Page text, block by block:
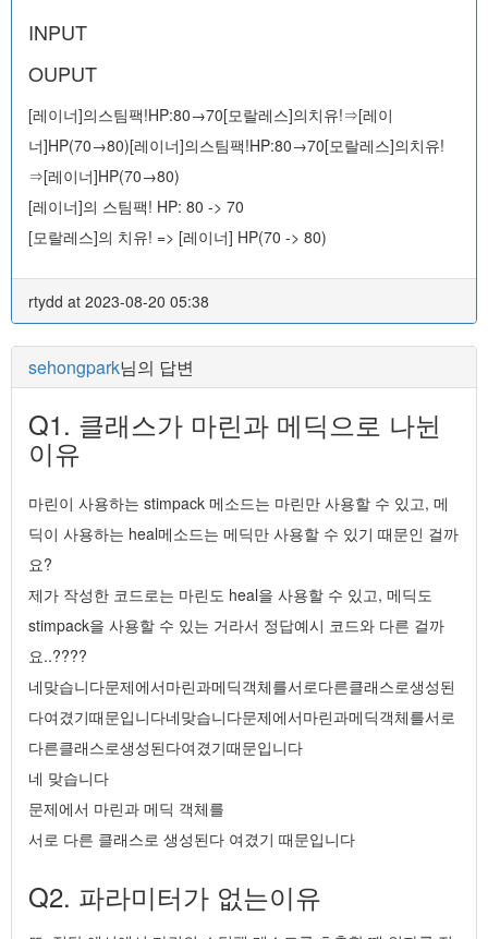
INPUT
OUPUT
[레이너]의스팀팩!HP:80→70[모랄레스]의치유!⇒[레이
너]HP(70→80)[레이너]의스팀팩!HP:80→70[모랄레스]의치유!
⇒[레이너]HP(70→80)
[레이너]의 스팀팩! HP: 80 -> 70
[모랄레스]의 치유! => [레이너] HP(70 -> 80)
rtydd at 2023-08-20 05:38
sehongpark님의 답변
Q1. 클래스가 마린과 메딕으로 나뉜
이유
마린이 사용하는 stimpack 메소드는 마린만 사용할 수 있고, 메
딕이 사용하는 heal메소드는 메딕만 사용할 수 있기 때문인 걸까
요?
제가 작성한 코드로는 마린도 heal을 사용할 수 있고, 메딕도
stimpack을 사용할 수 있는 거라서 정답예시 코드와 다른 걸까
요..????
네맞습니다문제에서마린과메딕객체를서로다른클래스로생성된
다여겼기때문입니다네맞습니다문제에서마린과메딕객체를서로
다른클래스로생성된다여겼기때문입니다
네 맞습니다
문제에서 마린과 메딕 객체를
서로 다른 클래스로 생성된다 여겼기 때문입니다
Q2. 파라미터가 없는이유